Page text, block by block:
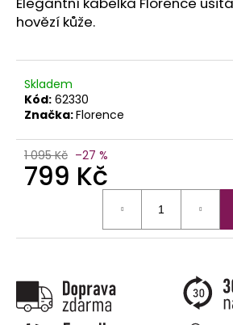
hovězí kůže.
Skladem
Kód: 62330
Značka:Florence
1 095 Kč –27 %
799 Kč
u
e
m
e